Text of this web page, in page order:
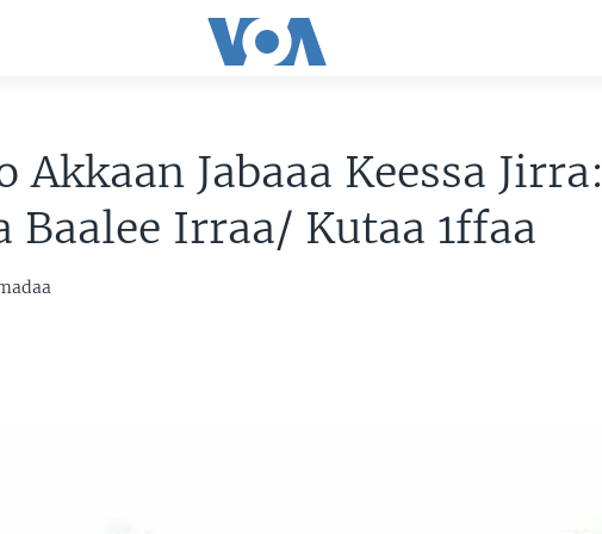
Akkaan Jabaaa Keessa Jirra:
Baalee Irraa/ Kutaa 1ffaa